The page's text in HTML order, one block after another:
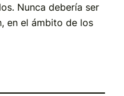
Nunca debería ser
en el ámbito de los